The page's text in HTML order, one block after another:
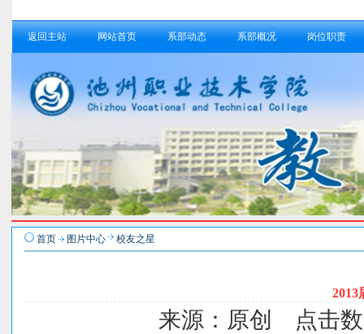
返回主站 网站首页 系部动态 系部概况 岗位职责
首页 图片中心 校友之星
2013
来源：原创 点击